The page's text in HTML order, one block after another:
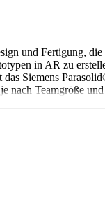
und Fertigung,
in AR zu
das Siemens
nach Teamgröße